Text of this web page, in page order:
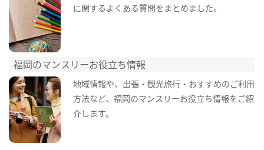
に関するよくある質問をまとめました。
福岡のマンスリーお役立ち情報
地域情報や、出張・観光旅行・おすすめのご利用
方法など、福岡のマンスリーお役立ち情報をご紹
介します。